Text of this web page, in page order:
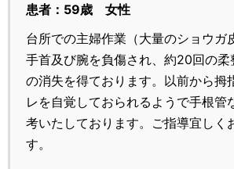
患者：59歳 女性
台所での主婦作業（大量のショウガ
手首及び腕を負傷され、約20回の柔
の消失を得ております。以前から拇
レを自覚しておられるようで手根管
考いたしております。ご指導宜しく
す。